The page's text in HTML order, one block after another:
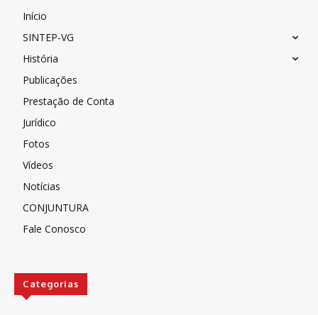
Início
SINTEP-VG
História
Publicações
Prestação de Conta
Jurídico
Fotos
Vídeos
Notícias
CONJUNTURA
Fale Conosco
Categorias